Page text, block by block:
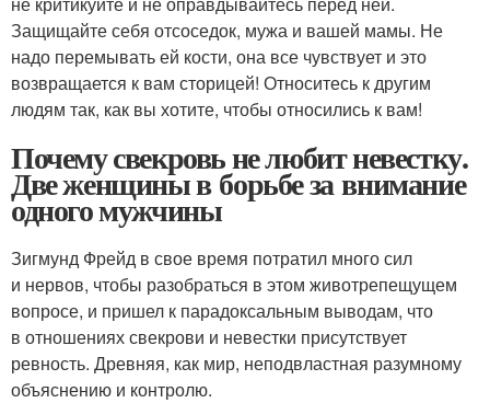
Защищайте себя отсоседок, мужа и вашей мамы. Не
надо перемывать ей кости, она все чувствует и это
возвращается к вам сторицей! Относитесь к другим
людям так, как вы хотите, чтобы относились к вам!
Почему свекровь не любит невестку.
Две женщины в борьбе за внимание
одного мужчины
Зигмунд Фрейд в свое время потратил много сил
и нервов, чтобы разобраться в этом животрепещущем
вопросе, и пришел к парадоксальным выводам, что
в отношениях свекрови и невестки присутствует
ревность. Древняя, как мир, неподвластная разумному
объяснению и контролю.